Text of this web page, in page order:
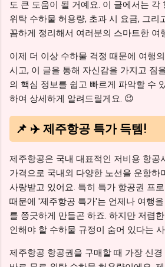
도 큰 도움이 될 거예요. 이 글에서는 각
위탁 수하물 허용량, 초과 시 요금, 그리
꼼하게 정리해서 여러분의 스마트한 여
이제 더 이상 수하물 걱정 때문에 여행
시고, 이 글을 통해 자신감을 가지고 짐
의 핵심 정보를 쉽고 빠르게 파악할 수
하여 상세하게 알려드릴게요. 😉
📌 ✈️ 제주항공 특가 득템!
제주항공은 국내 대표적인 저비용 항공
가격으로 국내외 다양한 노선을 운항하
사랑받고 있어요. 특히 특가 항공권 프
때문에 '제주항공 특가'는 언제나 여행
를 쫑긋하게 만들곤 하죠. 하지만 저렴
인해야 할 수하물 규정이 숨어 있다는
제주항공 항공권을 구매할 때 가장 신